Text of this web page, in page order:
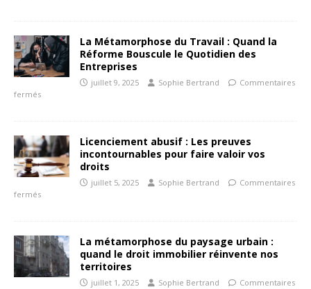
La Métamorphose du Travail : Quand la
Réforme Bouscule le Quotidien des
Entreprises
juillet 9, 2025 Sophie Bertrand
Commentaires
fermés
Licenciement abusif : Les preuves
incontournables pour faire valoir vos
droits
juillet 5, 2025 Sophie Bertrand
Commentaires
fermés
La métamorphose du paysage urbain :
quand le droit immobilier réinvente nos
territoires
juillet 1, 2025 Sophie Bertrand Commentaires